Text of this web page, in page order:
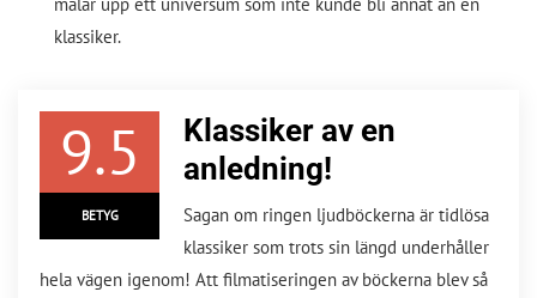
klassiker.
9.5
BETYG
Klassiker av en
anledning!
Sagan om ringen ljudböckerna är tidlösa
klassiker som trots sin längd underhåller
hela vägen igenom! Att filmatiseringen av böckerna blev så